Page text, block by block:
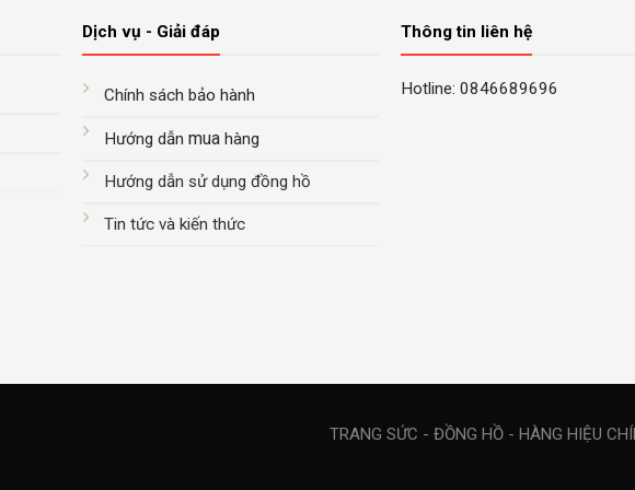
Dịch vụ - Giải đáp
Chính sách bảo hành
Hướng dẫnmua hàng
Hướng dẫn sử dụng đồng hồ
Tin tức và kiến thức
Thông tin liên hệ
Hotline: 0846689696
TRANG SỨC - ĐỒNG HỒ - HÀNG HIỆU